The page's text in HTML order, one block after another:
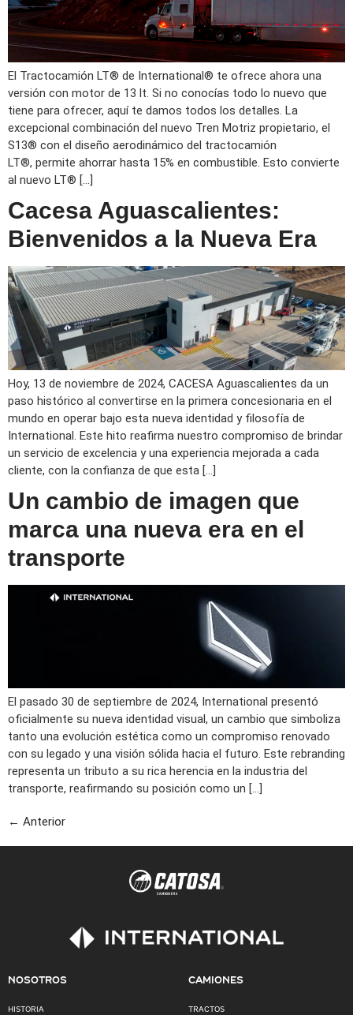
El Tractocamión LT® de International® te ofrece ahora una
versión con motor de 13 lt. Si no conocías todo lo nuevo que
tiene para ofrecer, aquí te damos todos los detalles. La
excepcional combinación del nuevo Tren Motriz propietario, el
S13® con el diseño aerodinámico del tractocamión
LT®, permite ahorrar hasta 15% en combustible. Esto convierte
al nuevo LT® […]
Cacesa Aguascalientes:
Bienvenidos a la Nueva Era
Hoy, 13 de noviembre de 2024, CACESA Aguascalientes da un
paso histórico al convertirse en la primera concesionaria en el
mundo en operar bajo esta nueva identidad y filosofía de
International. Este hito reafirma nuestro compromiso de brindar
un servicio de excelencia y una experiencia mejorada a cada
cliente, con la confianza de que esta […]
Un cambio de imagen que
marca una nueva era en el
transporte
El pasado 30 de septiembre de 2024, International presentó
oficialmente su nueva identidad visual, un cambio que simboliza
tanto una evolución estética como un compromiso renovado
con su legado y una visión sólida hacia el futuro. Este rebranding
representa un tributo a su rica herencia en la industria del
transporte, reafirmando su posición como un […]
← Anterior
NOSOTROS
HISTORIA
CAMIONES
TRACTOS